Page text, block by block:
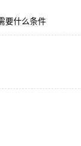
要什么条件